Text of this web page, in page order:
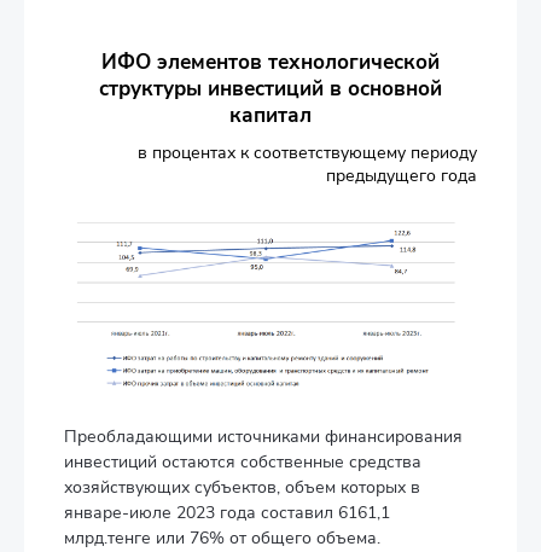
ИФО элементов технологической
структуры инвестиций в основной
капитал
в процентах к соответствующему периоду
предыдущего года
Преобладающими источниками финансирования
инвестиций остаются собственные средства
хозяйствующих субъектов, объем которых в
январе-июле 2023 года составил 6161,1
млрд.тенге или 76% от общего объема.